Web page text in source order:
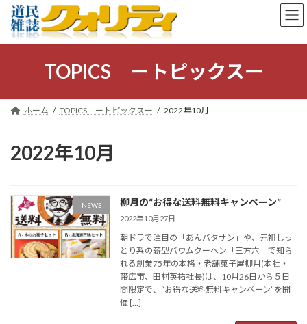
ン
キ
ー
に
TOPICS ートピックスー
ホーム TOPICS ートピックスー 2022年10月
2022年10月
NEWS 柳月の“お得な送料無料キャンペーン”
2022年10月27日
朝ドラで注目の「あんバタサン」や、元祖しっ
とり系の薪型バウムクーヘン「三方六」で知ら
れる創業75年の本格・老舗菓子屋柳月(本社・
帯広市、田村英祐社長)は、10月26日から５日
間限定で、“お得な送料無料キャンペーン”を開
催 […]